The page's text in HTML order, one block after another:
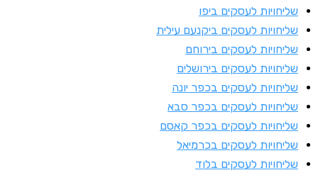
לעסקים ביפו
לעסקים ביקנעם עילית
לעסקים בירוחם
לעסקים בירושלים
לעסקים בכפר יונה
לעסקים בכפר סבא
לעסקים בכפר קאסם
לעסקים בכרמיאל
לעסקים בלוד